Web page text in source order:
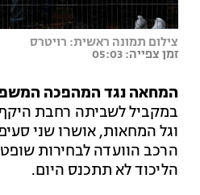
צילום תמונה ראשית: רויטרס
זמן צפייה: 05:03
המחאה נגד המהפכה
במקביל לשביתה רחבת
וגל המחאות, אושרו שני
הרכב הוועדה לבחירות
הליכוד לא תתכנס היום.